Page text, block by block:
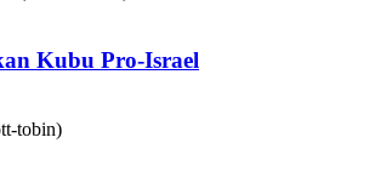
Kubu Pro-Israel